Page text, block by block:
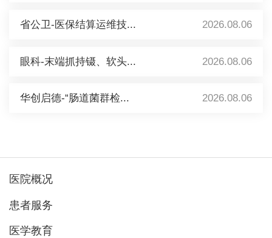
省公卫-医保结算运维技... 2026.08.06
眼科-末端抓持镊、软头... 2026.08.06
华创启德-“肠道菌群检... 2026.08.06
医院概况
患者服务
医学教育